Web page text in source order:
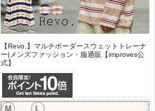
【Revo.】マルチボーダースウェットトレーナ
ー|メンズファッション・服通販【improves公
式】